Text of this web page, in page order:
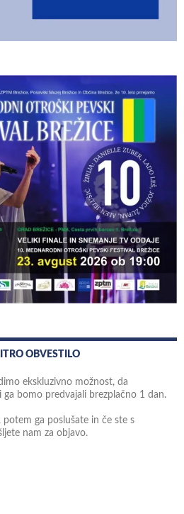
OBVESTILO
ekskluzivno možnost, da
bomo predvajali brezplačno 1 dan.
ga poslušate in če ste s
nam za objavo.